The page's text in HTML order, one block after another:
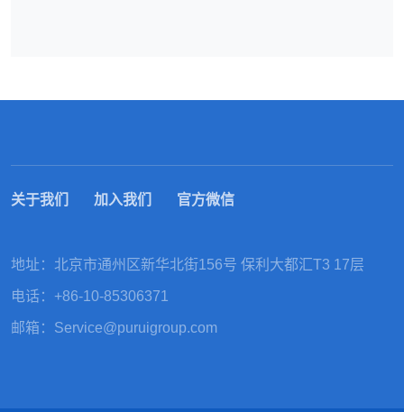
关于我们 加入我们 官方微信
地址：北京市通州区新华北街156号 保利大都汇T3 17层
电话： +86-10-85306371
邮箱： Service@puruigroup.com